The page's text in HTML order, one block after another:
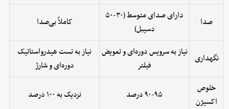
صدا
دارای صدای متوسط (۳۰-۵۰
دسیبل)
کاملاً بی‌صدا
نگهداری نیاز به سرویس دوره‌ای و تعویض
فیلتر
نیاز به تست هیدرواستاتیک
دوره‌ای و شارژ
خلوص
اکسیژن
۹۰-۹۵ درصد نزدیک به ۱۰۰ درصد